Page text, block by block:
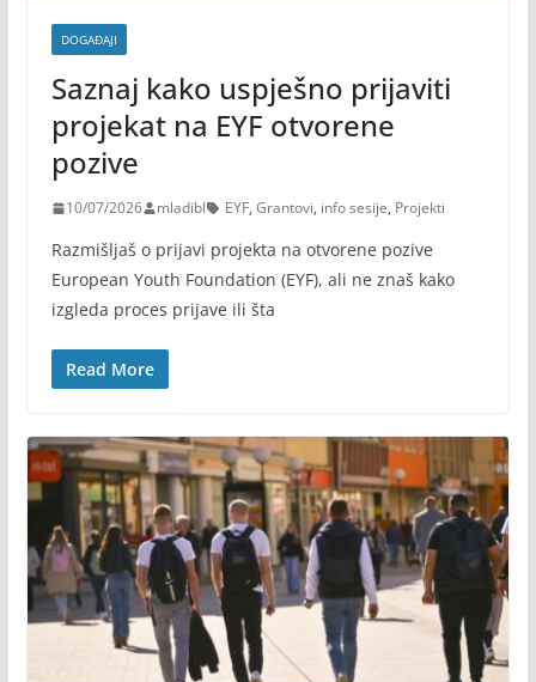
DOGAĐAJI
Saznaj kako uspješno prijaviti
projekat na EYF otvorene
pozive
10/07/2026 mladibl EYF, Grantovi, info sesije, Projekti
Razmišljaš o prijavi projekta na otvorene pozive
European Youth Foundation (EYF), ali ne znaš kako
izgleda proces prijave ili šta
Read More